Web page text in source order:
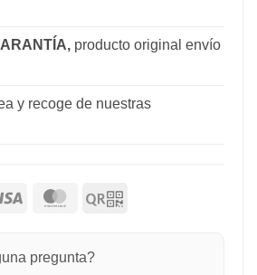
producto original envío
y recoge de nuestras
pregunta?